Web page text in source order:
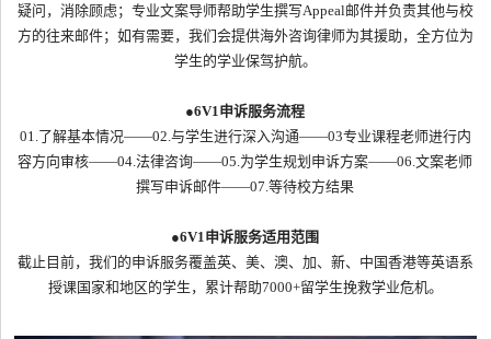
疑问，消除顾虑；专业文案导师帮助学生撰写Appeal邮件并负责其他与校
方的往来邮件；如有需要，我们会提供海外咨询律师为其援助，全方位为
学生的学业保驾护航。
●6V1申诉服务流程
01.了解基本情况——02.与学生进行深入沟通——03专业课程老师进行内
容方向审核——04.法律咨询——05.为学生规划申诉方案——06.文案老师
撰写申诉邮件——07.等待校方结果
●6V1申诉服务适用范围
截止目前，我们的申诉服务覆盖英、美、澳、加、新、中国香港等英语系
授课国家和地区的学生，累计帮助7000+留学生挽救学业危机。